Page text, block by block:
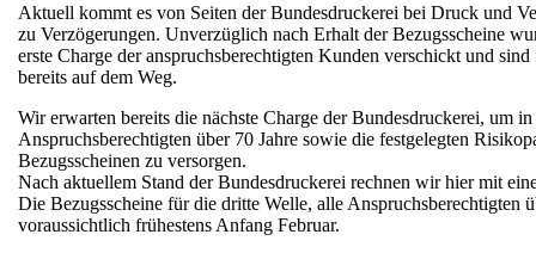
Aktuell kommt es von Seiten der Bundesdruckerei bei Druck und
zu Verzögerungen. Unverzüglich nach Erhalt der Bezugsscheine
erste Charge der anspruchsberechtigten Kunden verschickt und
bereits auf dem Weg.
Wir erwarten bereits die nächste Charge der Bundesdruckerei, um
Anspruchsberechtigten über 70 Jahre sowie die festgelegten
Bezugsscheinen zu versorgen.
Nach aktuellem Stand der Bundesdruckerei rechnen wir hier mit
Die Bezugsscheine für die dritte Welle, alle Anspruchsberechtigten
voraussichtlich frühestens Anfang Februar.